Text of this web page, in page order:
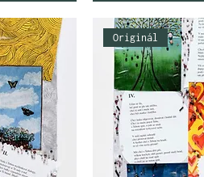
Originál